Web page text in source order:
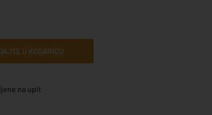
U KOŠARICU
na upit